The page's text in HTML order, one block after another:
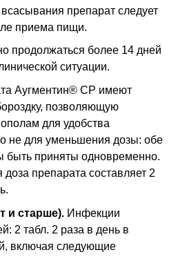
препарат следует
приема пищи.
продолжаться более 14 дней
ситуации.
Аугментин® СР имеют
позволяющую
для удобства
не для уменьшения дозы: обе
быть приняты одновременно.
препарата составляет 2
и старше). Инфекции
2 табл. 2 раза в день в
включая следующие